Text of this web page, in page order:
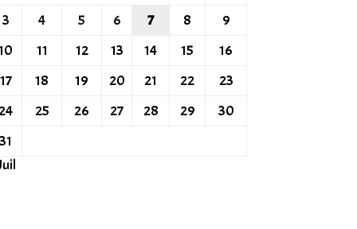
3
4 5 6 7 8
9
11 12 13 14 15
16
17
18 19 20 21 22
23
25 26 27 28 29
30
31